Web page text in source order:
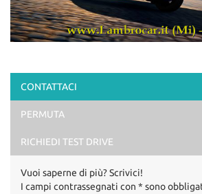
CONTATTACI
PERMUTA
RICHIEDI TEST DRIVE
Vuoi saperne di più? Scrivici!
I campi contrassegnati con * sono